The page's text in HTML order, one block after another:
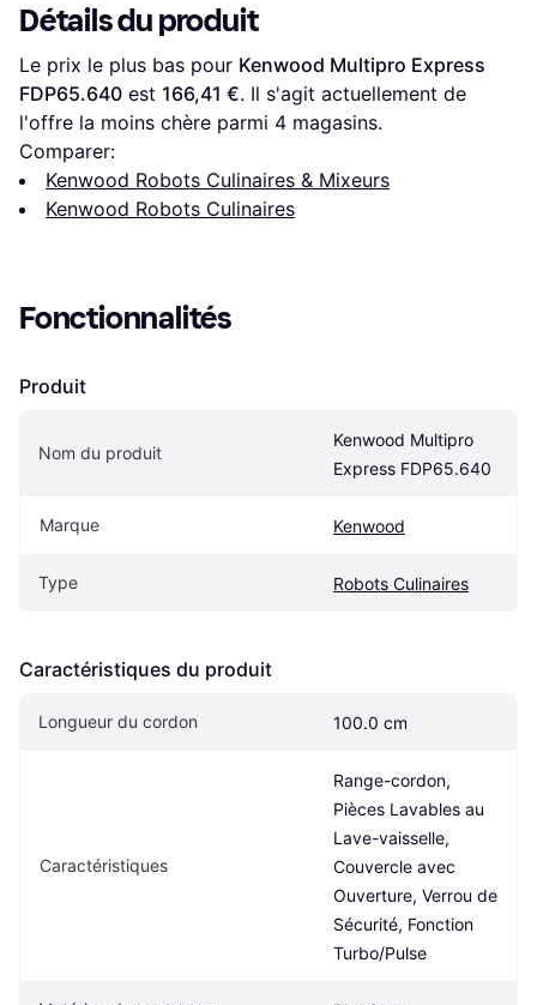
Détails du produit
Le prix le plus bas pour Kenwood Multipro Express
FDP65.640 est 166,41 €. Il s'agit actuellement de
l'offre la moins chère parmi 4 magasins.
Comparer:
Kenwood Robots Culinaires & Mixeurs
Kenwood Robots Culinaires
Fonctionnalités
Produit
Nom du produit
Kenwood Multipro
Express FDP65.640
Marque Kenwood
Type Robots Culinaires
Caractéristiques du produit
Longueur du cordon 100.0 cm
Caractéristiques
Range-cordon,
Pièces Lavables au
Lave-vaisselle,
Couvercle avec
Ouverture, Verrou de
Sécurité, Fonction
Turbo/Pulse